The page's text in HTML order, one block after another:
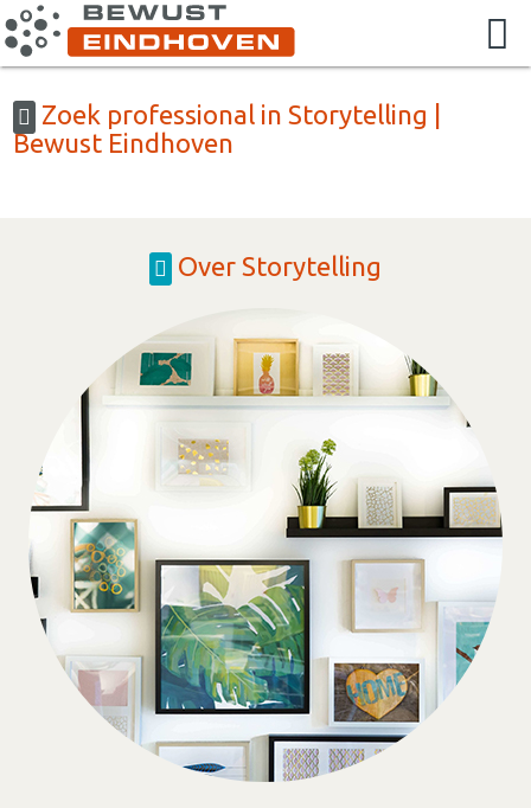
Zoek professional in Storytelling |
Bewust Eindhoven
Over Storytelling